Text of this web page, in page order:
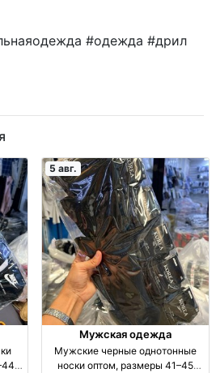
#одежда #дрил
5 авг.
Мужская одежда
Мужские черные однотонные
носки оптом, размеры 41–45